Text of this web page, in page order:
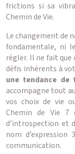
frictions si sa
Chemin de Vie.
Le changement de
fondamentale, ni
régler. Il ne fait que
défis inhérents à
une tendance de
accompagne tout
vos choix de vie
Chemin de Vie 7
d’introspection et
nom
communication.